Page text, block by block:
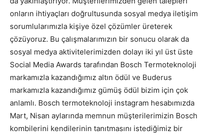
onların ihtiyaçları doğrultusunda sosyal medya iletişim
sorumlularımızla kişiye özel çözümler üreterek
çözüyoruz. Bu çalışmalarımızın bir sonucu olarak da
sosyal medya aktivitelerimizden dolayı iki yıl üst üste
Social Media Awards tarafından Bosch Termoteknoloji
markamızla kazandığımız altın ödül ve Buderus
markamızla kazandığımız gümüş ödül bizim için çok
anlamlı. Bosch termoteknoloji instagram hesabımızda
Mart, Nisan aylarında memnun müşterilerimizin Bosch
kombilerini kendilerinin tanıtmasını istediğimiz bir